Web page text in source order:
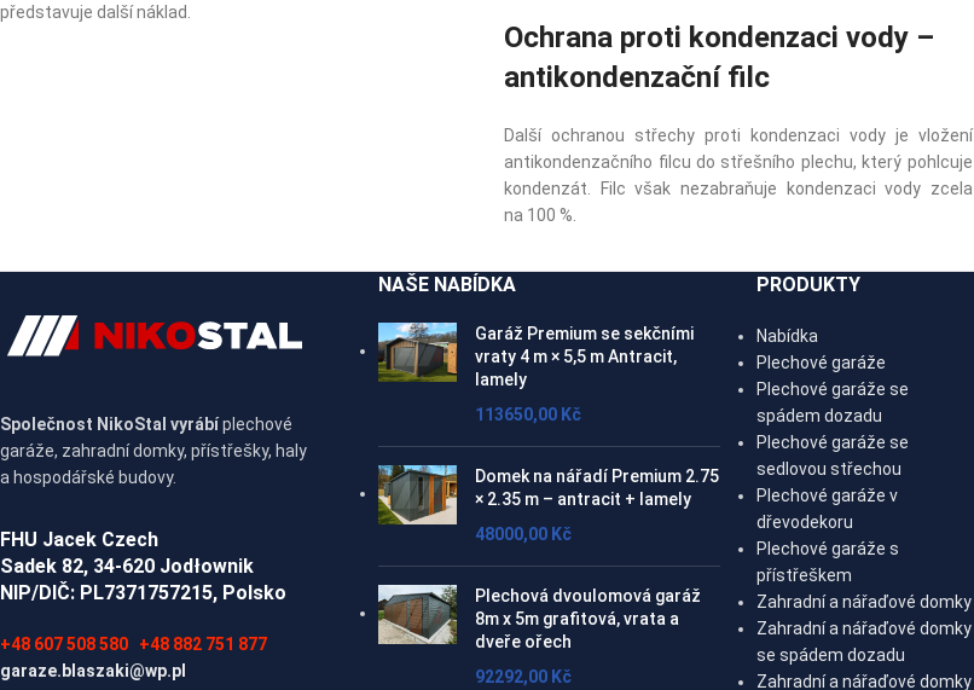
představuje další náklad.
Ochrana proti kondenzaci vody –
antikondenzační filc
Další ochranou střechy proti kondenzaci vody je vložení
antikondenzačního filcu do střešního plechu, který pohlcuje
kondenzát. Filc však nezabraňuje kondenzaci vody zcela
na 100 %.
Společnost NikoStal vyrábíplechové
garáže, zahradní domky, přístřešky, haly
a hospodářské budovy.
FHU Jacek Czech
Sadek 82, 34-620 Jodłownik
NIP/DIČ: PL7371757215, Polsko
+48 607 508 580
+48 882 751 877
garaze.blaszaki@wp.pl
NAŠE NABÍDKA
Garáž Premium se sekčními
vraty 4 m × 5,5 m Antracit,
lamely
113650,00 Kč
Domek na nářadí Premium 2.75
× 2.35 m – antracit + lamely
48000,00 Kč
Plechová dvoulomová garáž
8m x 5m grafitová, vrata a
dveře ořech
92292,00 Kč
PRODUKTY
Nabídka
Plechové garáže
Plechové garáže se
spádem dozadu
Plechové garáže se
sedlovou střechou
Plechové garáže v
dřevodekoru
Plechové garáže s
přístřeškem
Zahradní a nářaďové domky
Zahradní a nářaďové domky
se spádem dozadu
Zahradní a nářaďové domky